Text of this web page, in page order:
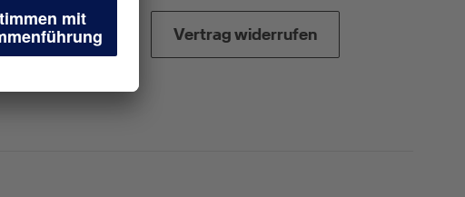
Vertrag widerrufen